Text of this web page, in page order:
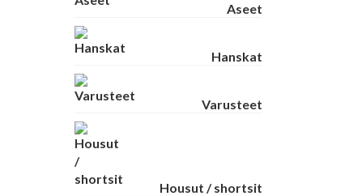
Aseet
Hanskat
Varusteet
Housut / shortsit